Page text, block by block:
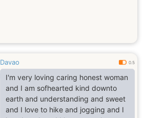
Davao 0.5
I'm very loving caring honest woman
and I am sofhearted kind downto
earth and understanding and sweet
and I love to hike and jogging and I